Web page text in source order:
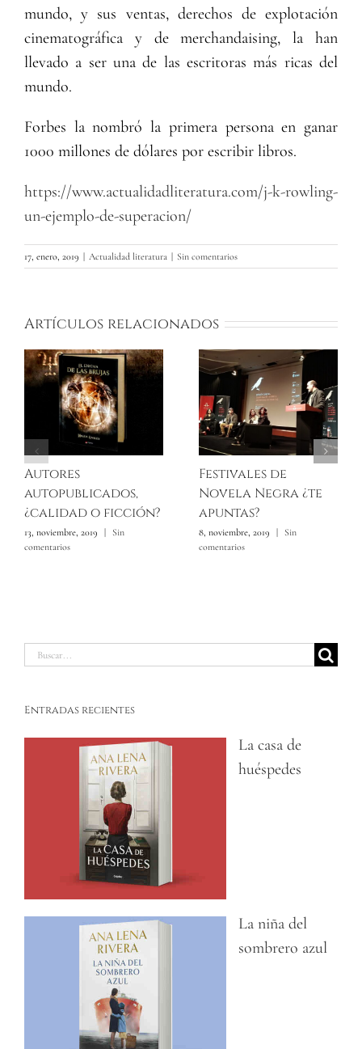
mundo, y sus ventas, derechos de explotación
cinematográfica y de merchandaising, la han
llevado a ser una de las escritoras más ricas del
mundo.
Forbes la nombró la primera persona en ganar
1000 millones de dólares por escribir libros.
https://www.actualidadliteratura.com/j-k-rowling-
un-ejemplo-de-superacion/
17, enero, 2019 | Actualidad literatura | Sin comentarios
Artículos relacionados
Autores
autopublicados,
¿calidad o ficción?
13, noviembre, 2019 | Sin
comentarios
Festivales de
Novela Negra ¿te
apuntas?
8, noviembre, 2019 | Sin
comentarios
Buscar:
Entradas recientes
La casa de
huéspedes
La niña del
sombrero azul